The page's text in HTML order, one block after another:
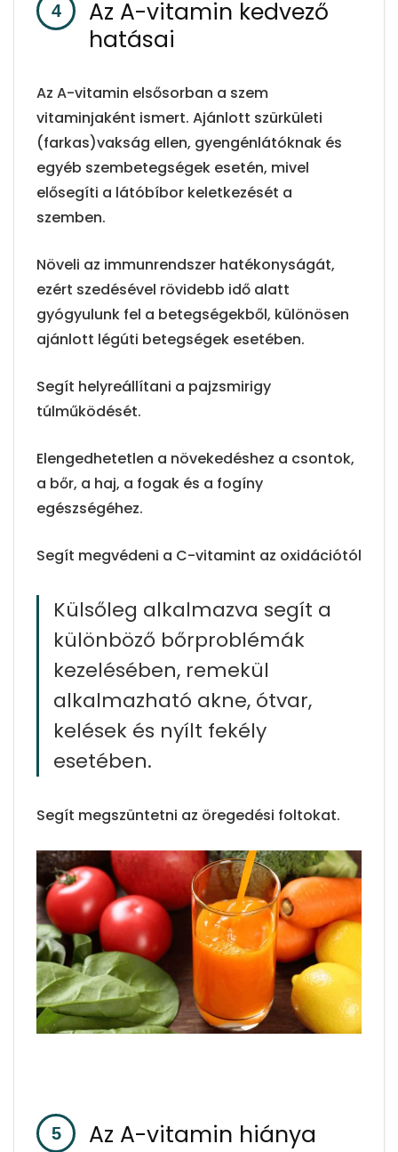
Az A-vitamin kedvező
hatásai
Az A-vitamin elsősorban a szem
vitaminjaként ismert. Ajánlott szürkületi
(farkas)vakság ellen, gyengénlátóknak és
egyéb szembetegségek esetén, mivel
elősegíti a látóbíbor keletkezését a
szemben.
Növeli az immunrendszer hatékonyságát,
ezért szedésével rövidebb idő alatt
gyógyulunk fel a betegségekből, különösen
ajánlott légúti betegségek esetében.
Segít helyreállítani a pajzsmirigy
túlműködését.
Elengedhetetlen a növekedéshez a csontok,
a bőr, a haj, a fogak és a fogíny
egészségéhez.
Segít megvédeni a C-vitamint az oxidációtól
Külsőleg alkalmazva segít a
különböző bőrproblémák
kezelésében, remekül
alkalmazható akne, ótvar,
kelések és nyílt fekély
esetében.
Segít megszüntetni az öregedési foltokat.
Az A-vitamin hiánya